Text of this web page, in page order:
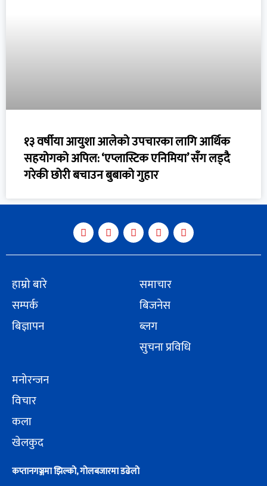
१३ वर्षीया आयुशा आलेको उपचारका लागि आर्थिक
सहयोगको अपिल: ‘एप्लास्टिक एनिमिया’ सँग लड्दै
गरेकी छोरी बचाउन बुबाको गुहार
हाम्रो बारे
सम्पर्क
बिज्ञापन
समाचार
बिजनेस
ब्लग
सुचना प्रविधि
मनोरन्जन
विचार
कला
खेलकुद
कप्तानगञ्जमा झिल्को, गोलबजारमा डढेलो